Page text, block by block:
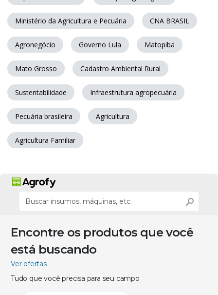
Ministério da Agricultura e Pecuária CNA BRASIL
Agronegócio Governo Lula Matopiba
Mato Grosso Cadastro Ambiental Rural
Sustentabilidade Infraestrutura agropecuária
Pecuária brasileira Agricultura
Agricultura Familiar
Encontre os produtos que você
está buscando
Ver ofertas
Tudo que você precisa para seu campo